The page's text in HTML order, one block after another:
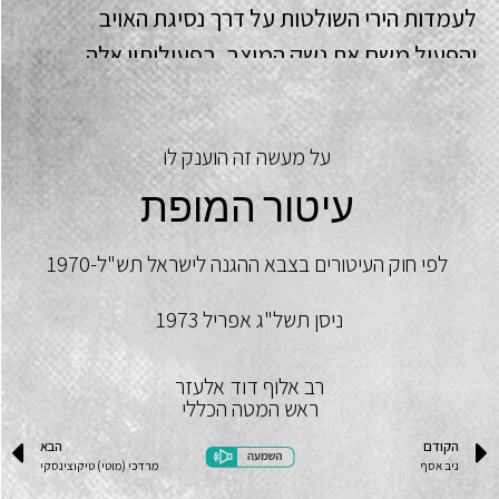
לעמדות הירי השולטות על דרך נסיגת האויב
והפעיל משם את נשק המוצב. בפעולותיו אלה
שימש דוגמא ומופת ליתר החיילים והמפקדים
במעוז, ובכך סייע להדוף בהצלחה את הסתערות
האויב, על אף התנאים הקשים ששררו במעוז, עם
תום ההרעשה הכבדה.
על מעשה זה הוענק לו
עיטור המופת
לפי חוק העיטורים בצבא ההגנה לישראל תש"ל-1970
ניסן תשל"ג אפריל 1973
רב אלוף דוד אלעזר
ראש המטה הכללי
הקודם
ניב אסף
הבא
מרדכי (מוטי) טיקוצינסקי